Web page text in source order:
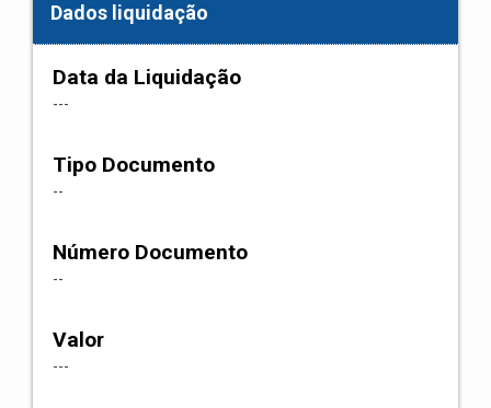
Dados liquidação
Data da Liquidação
---
Tipo Documento
--
Número Documento
--
Valor
---